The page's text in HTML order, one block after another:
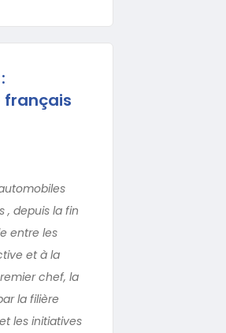
français
, depuis la fin
entre les
et à la
chef, la
la filière
les initiatives